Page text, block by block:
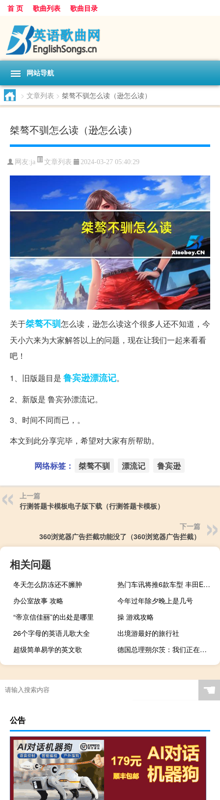
首 页 歌曲列表 歌曲目录
网站导航
> 文章列表 > 桀骜不驯怎么读（逊怎么读）
桀骜不驯怎么读（逊怎么读）
网友:ja 文章列表 2024-03-27 05:40:29
关于桀骜不驯怎么读，逊怎么读这个很多人还不知道，今
天小六来为大家解答以上的问题，现在让我们一起来看看
吧！
1、旧版题目是 鲁宾逊漂流记。
2、新版是 鲁宾孙漂流记。
3、时间不同而已，。
本文到此分享完毕，希望对大家有所帮助。
网络标签： 桀骜不驯 漂流记 鲁宾逊
上一篇
行测答题卡模板电子版下载（行测答题卡模板）
下一篇
360浏览器广告拦截功能没了（360浏览器广告拦截）
相关问题
冬天怎么防冻还不臃肿
热门车讯将推6款车型 丰田E&amp;#039;&amp;#039;Z逸致6月21日上市
办公室故事 攻略
今年过年除夕晚上是几号
“帝京信佳丽”的出处是哪里
操 游戏攻略
26个字母的英语儿歌大全
出境游最好的旅行社
超级简单易学的英文歌
德国总理朔尔茨：我们正在努力确保在特别基金结束后国防开支达到2%
☚
公告